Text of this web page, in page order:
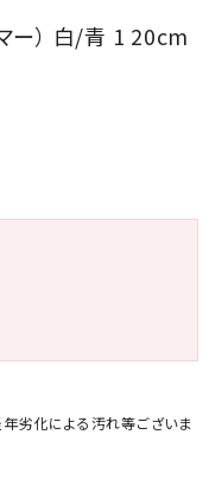
ー） 白/青 1 20cm
劣化による汚れ等ございま